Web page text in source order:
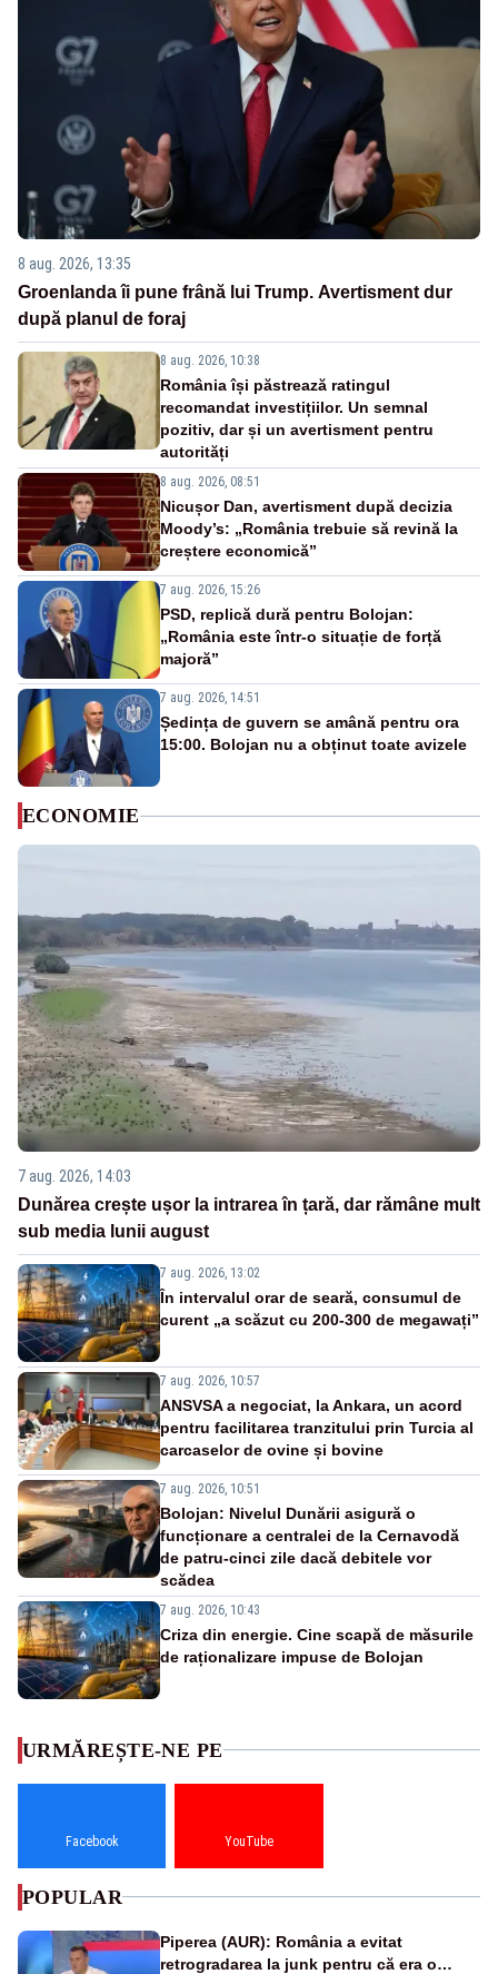
8 aug. 2026, 13:35
Groenlanda îi pune frână lui Trump. Avertisment dur
după planul de foraj
8 aug. 2026, 10:38
România își păstrează ratingul
recomandat investițiilor. Un semnal
pozitiv, dar și un avertisment pentru
autorități
8 aug. 2026, 08:51
Nicușor Dan, avertisment după decizia
Moody’s: „România trebuie să revină la
creștere economică”
7 aug. 2026, 15:26
PSD, replică dură pentru Bolojan:
„România este într-o situație de forță
majoră”
7 aug. 2026, 14:51
Ședința de guvern se amână pentru ora
15:00. Bolojan nu a obținut toate avizele
ECONOMIE
7 aug. 2026, 14:03
Dunărea crește ușor la intrarea în țară, dar rămâne mult
sub media lunii august
7 aug. 2026, 13:02
În intervalul orar de seară, consumul de
curent „a scăzut cu 200-300 de megawați”
7 aug. 2026, 10:57
ANSVSA a negociat, la Ankara, un acord
pentru facilitarea tranzitului prin Turcia al
carcaselor de ovine și bovine
7 aug. 2026, 10:51
Bolojan: Nivelul Dunării asigură o
funcționare a centralei de la Cernavodă
de patru-cinci zile dacă debitele vor
scădea
7 aug. 2026, 10:43
Criza din energie. Cine scapă de măsurile
de raționalizare impuse de Bolojan
URMĂREȘTE-NE PE
Facebook YouTube
POPULAR
Piperea (AUR): România a evitat
retrogradarea la junk pentru că era o